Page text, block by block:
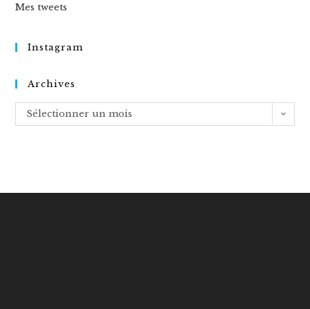
Mes tweets
Instagram
Archives
Archives
Sélectionner un mois